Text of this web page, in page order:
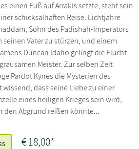
einen Fuß auf Arrakis setzte, steht sein
schicksalhaften Reise. Lichtjahre
Sohn des Padishah-Imperators
Vater zu stürzen, und einem
Duncan Idaho gelingt die Flucht
Meister. Zur selben Zeit
Pardot Kynes die Mysterien des
dass seine Liebe zu einer
eines heiligen Krieges sein wird,
den Abgrund reißen könnte...
€18,00*